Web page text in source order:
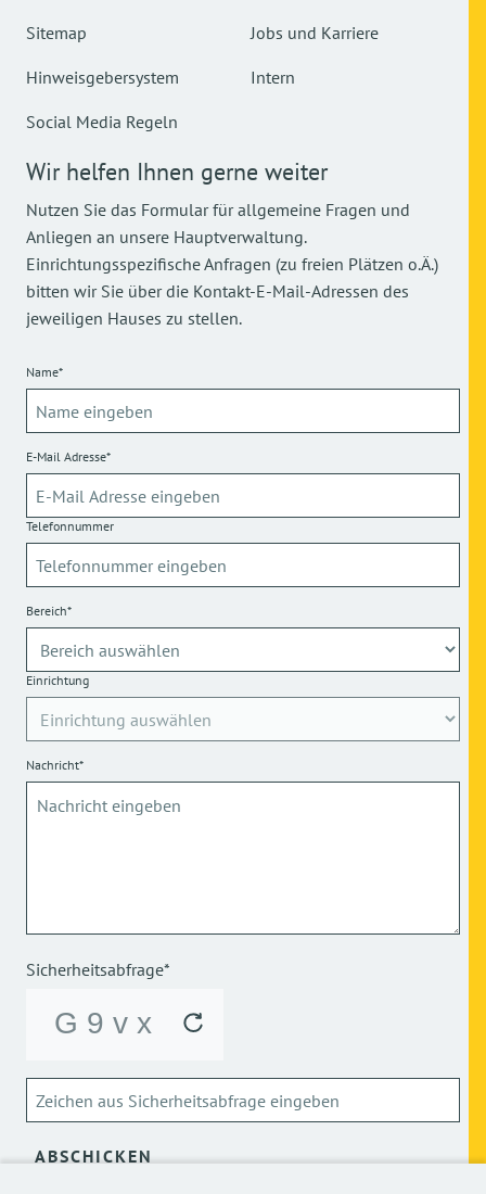
Sitemap
Hinweisgebersystem
Social Media Regeln
Jobs und Karriere
Intern
Wir helfen Ihnen gerne weiter
Nutzen Sie das Formular für allgemeine Fragen und
Anliegen an unsere Hauptverwaltung.
Einrichtungsspezifische Anfragen (zu freien Plätzen o.Ä.)
bitten wir Sie über die Kontakt-E-Mail-Adressen des
jeweiligen Hauses zu stellen.
Name*
E-Mail Adresse*
Telefonnummer
Bereich*
Einrichtung
Nachricht*
Sicherheitsabfrage*
ABSCHICKEN